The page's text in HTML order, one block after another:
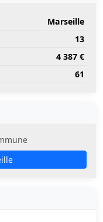
Marseille
13
4 387 €
61